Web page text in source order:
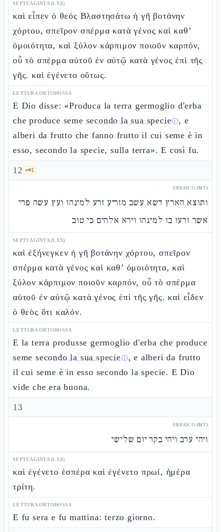
SEPTUAGINTA (LXX)
καὶ εἶπεν ὁ θεός Βλαστησάτω ἡ γῆ βοτάνην
χόρτου, σπεῖρον σπέρμα κατὰ γένος καὶ καθ’
ὁμοιότητα, καὶ ξύλον κάρπιμον ποιοῦν καρπόν,
οὗ τὸ σπέρμα αὐτοῦ ἐν αὐτῷ κατὰ γένος ἐπὶ τῆς
γῆς. καὶ ἐγένετο οὕτως.
LETTURA ORTODOSSA
E Dio disse: «Produca la terra germoglio d'erba
che produce seme secondo la sua specieⓘ, e
alberi da frutto che fanno frutto il cui seme è in
esso, secondo la specie, sulla terra». E così fu.
12 🗝️1
EBRAICO (MT)
ותוצא הארץ דשא עשב מזריע זרע למינהו ועץ עשה פרי
אשר זרעו בו למינהו וירא אלהים כי טוב
SEPTUAGINTA (LXX)
καὶ ἐξήνεγκεν ἡ γῆ βοτάνην χόρτου, σπεῖρον
σπέρμα κατὰ γένος καὶ καθ’ ὁμοιότητα, καὶ
ξύλον κάρπιμον ποιοῦν καρπόν, οὗ τὸ σπέρμα
αὐτοῦ ἐν αὐτῷ κατὰ γένος ἐπὶ τῆς γῆς. καὶ εἶδεν
ὁ θεὸς ὅτι καλόν.
LETTURA ORTODOSSA
E la terra produsse germoglio d'erba che produce
seme secondo la sua specieⓘ, e alberi da frutto
il cui seme è in esso secondo la specie. E Dio
vide che era buona.
13
EBRAICO (MT)
ויהי ערב ויהי בקר יום שלישי
SEPTUAGINTA (LXX)
καὶ ἐγένετο ἑσπέρα καὶ ἐγένετο πρωί, ἡμέρα
τρίτη.
LETTURA ORTODOSSA
E fu sera e fu mattina: terzo giorno.